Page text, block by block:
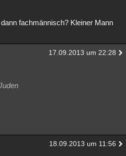
fachmännisch? Kleiner Mann
17.09.2013 um 22:28
18.09.2013 um 11:56